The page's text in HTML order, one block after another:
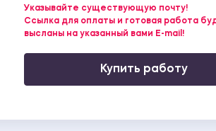
Указывайте существующую почту!
Ссылка для оплаты и готовая работа
высланы на указанный вами E-mail!
Купить работу